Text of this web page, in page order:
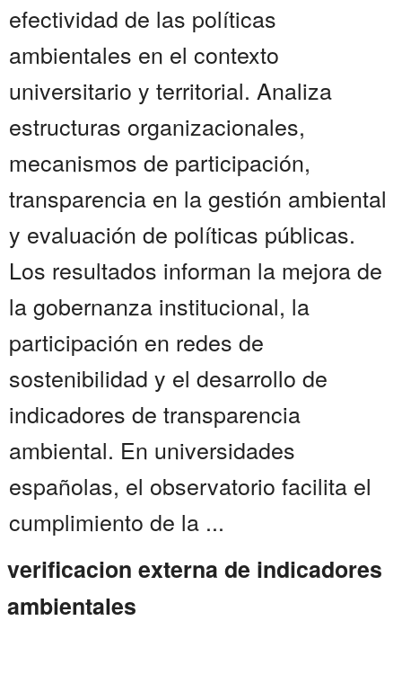
efectividad de las políticas
ambientales en el contexto
universitario y territorial. Analiza
estructuras organizacionales,
mecanismos de participación,
transparencia en la gestión ambiental
y evaluación de políticas públicas.
Los resultados informan la mejora de
la gobernanza institucional, la
participación en redes de
sostenibilidad y el desarrollo de
indicadores de transparencia
ambiental. En universidades
españolas, el observatorio facilita el
cumplimiento de la ...
verificacion externa de indicadores
ambientales